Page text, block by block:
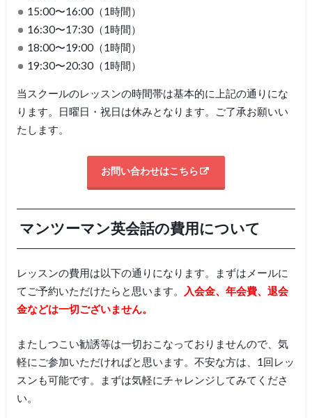
15:00〜16:00（1時間）
16:30〜17:30（1時間）
18:00〜19:00（1時間）
19:30〜20:30（1時間）
当スクールのレッスンの時間帯は基本的に上記の通りにな
ります。日曜日・祝日は休みとなります。ご了承お願いい
たします。
お問い合わせはこちら
マンツーマン英会話の費用について
レッスンの費用は以下の通りになります。まずはメールに
てご予約いただけたらと思います。
入会金、年会費、退会
金などは一切ございません。
またしつこい勧誘等は一切おこなっておりませんので、気
軽にご参加いただければと思います。不安な方は、1回レッ
スンも可能です。まずは気軽にチャレンジしてみてくださ
い。